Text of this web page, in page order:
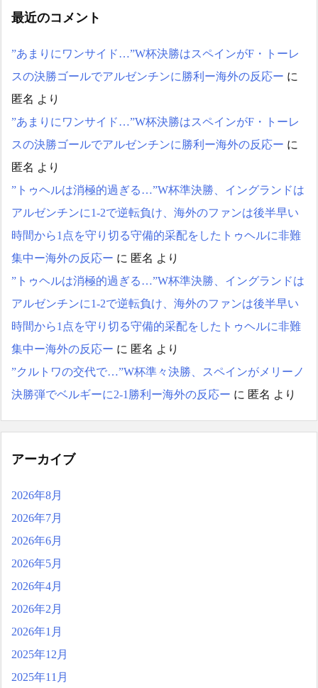
最近のコメント
”あまりにワンサイド…”W杯決勝はスペインがF・トーレ
スの決勝ゴールでアルゼンチンに勝利ー海外の反応ー に
匿名 より
”あまりにワンサイド…”W杯決勝はスペインがF・トーレ
スの決勝ゴールでアルゼンチンに勝利ー海外の反応ー に
匿名 より
”トゥヘルは消極的過ぎる…”W杯準決勝、イングランドは
アルゼンチンに1-2で逆転負け、海外のファンは後半早い
時間から1点を守り切る守備的采配をしたトゥヘルに非難
集中ー海外の反応ー に 匿名 より
”トゥヘルは消極的過ぎる…”W杯準決勝、イングランドは
アルゼンチンに1-2で逆転負け、海外のファンは後半早い
時間から1点を守り切る守備的采配をしたトゥヘルに非難
集中ー海外の反応ー に 匿名 より
”クルトワの交代で…”W杯準々決勝、スペインがメリーノ
決勝弾でベルギーに2-1勝利ー海外の反応ー に 匿名 より
アーカイブ
2026年8月
2026年7月
2026年6月
2026年5月
2026年4月
2026年2月
2026年1月
2025年12月
2025年11月